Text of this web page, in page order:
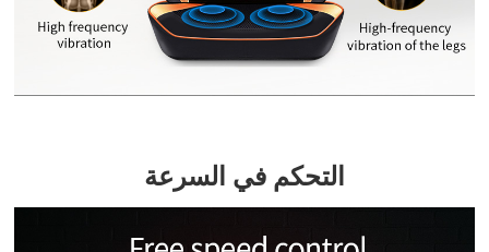
التحكم في السرعة